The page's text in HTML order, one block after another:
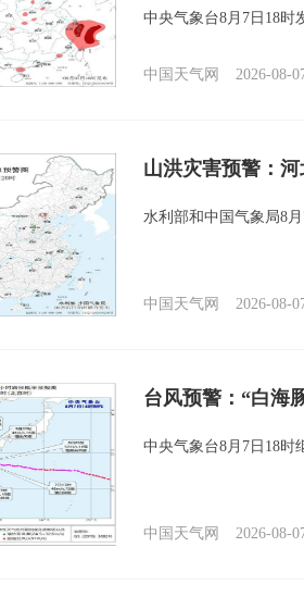
中央气象台8月7日18时
中国天气网 2026-08-
山洪灾害预警：
水利部和中国气象局8
中国天气网 2026-08-
台风预警：“白海
中央气象台8月7日18时
中国天气网 2026-08-